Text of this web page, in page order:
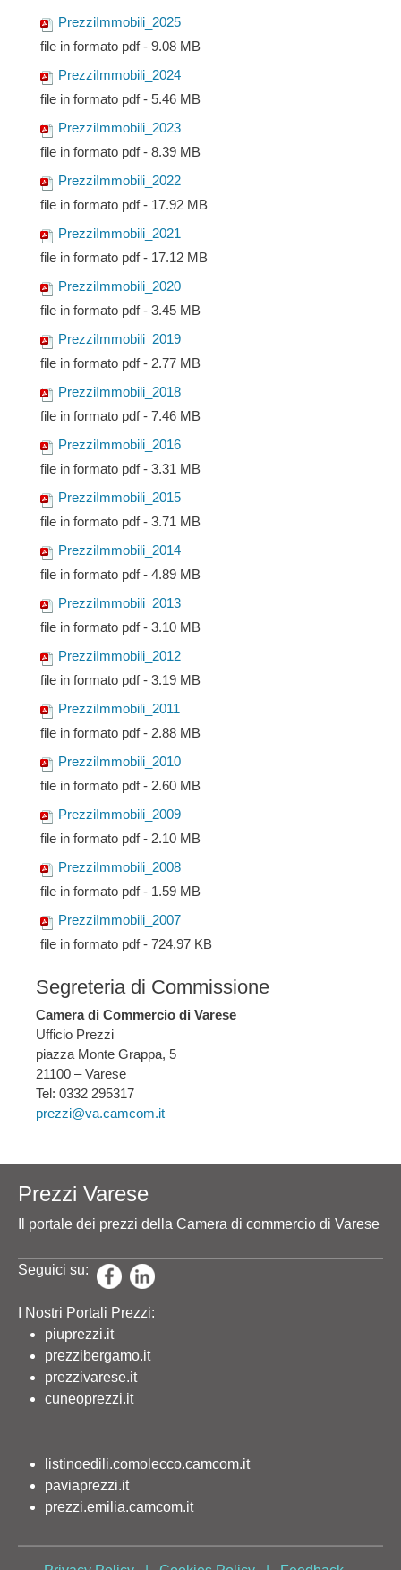
PrezziImmobili_2025
file in formato pdf - 9.08 MB
PrezziImmobili_2024
file in formato pdf - 5.46 MB
PrezziImmobili_2023
file in formato pdf - 8.39 MB
PrezziImmobili_2022
file in formato pdf - 17.92 MB
PrezziImmobili_2021
file in formato pdf - 17.12 MB
PrezziImmobili_2020
file in formato pdf - 3.45 MB
PrezziImmobili_2019
file in formato pdf - 2.77 MB
PrezziImmobili_2018
file in formato pdf - 7.46 MB
PrezziImmobili_2016
file in formato pdf - 3.31 MB
PrezziImmobili_2015
file in formato pdf - 3.71 MB
PrezziImmobili_2014
file in formato pdf - 4.89 MB
PrezziImmobili_2013
file in formato pdf - 3.10 MB
PrezziImmobili_2012
file in formato pdf - 3.19 MB
PrezziImmobili_2011
file in formato pdf - 2.88 MB
PrezziImmobili_2010
file in formato pdf - 2.60 MB
PrezziImmobili_2009
file in formato pdf - 2.10 MB
PrezziImmobili_2008
file in formato pdf - 1.59 MB
PrezziImmobili_2007
file in formato pdf - 724.97 KB
Segreteria di Commissione
Camera di Commercio di Varese
Ufficio Prezzi
piazza Monte Grappa, 5
21100 – Varese
Tel: 0332 295317
prezzi@va.camcom.it
Prezzi Varese
Il portale dei prezzi della Camera di commercio di Varese
Seguici su:
I Nostri Portali Prezzi:
piuprezzi.it
prezzibergamo.it
prezzivarese.it
cuneoprezzi.it
listinoedili.comolecco.camcom.it
paviaprezzi.it
prezzi.emilia.camcom.it